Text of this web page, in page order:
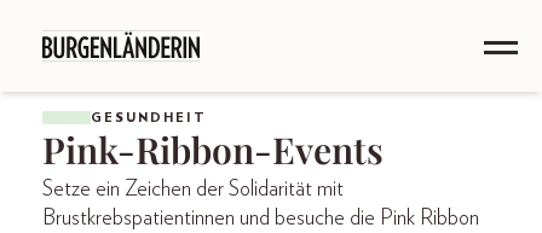
GESUNDHEIT
Pink-Ribbon-Events
Setze ein Zeichen der Solidarität mit
Brustkrebspatientinnen und besuche die Pink Ribbon